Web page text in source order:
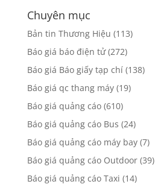
Chuyên mục
Bản tin Thương Hiệu (113)
Báo giá báo điện tử(272)
Báo giá Báo giấy tạp chí(138)
Báo giá qc thang máy(19)
Báo giá quảng cáo(610)
Báo giá quảng cáo Bus (24)
Báo giá quảng cáo máy bay(7)
Báo giá quảng cáo Outdoor(39)
Báo giá quảng cáo Taxi (14)